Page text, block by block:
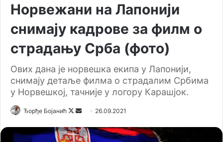
Норвежани на Лапонији
снимају кадрове за филм о
страдању Срба (фото)
Ових дана је норвешка екипа у Лапонији,
снимају детаље филма о страдалим Србима
у Норвешкој, тачније у логору Карашјок.
Ђорђе Бојанић
F
l n
26.09.2021